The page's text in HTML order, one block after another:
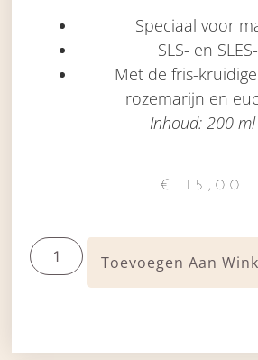
Speciaal voor
SLS- en
Met de fris-
rozemarijn en
Inhoud: 200 ml
€ 15,00
Toevoegen Aan